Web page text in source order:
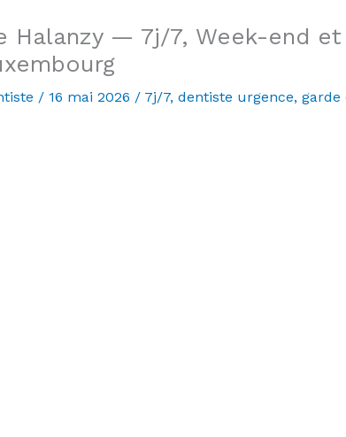
Halanzy — 7j/7, Week-end
/ 16 mai 2026 / 7j/7, dentiste urgence, garde